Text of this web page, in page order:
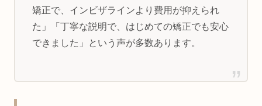
矯正で、インビザラインより費用が抑えられ
た」「丁寧な説明で、はじめての矯正でも安心
できました」という声が多数あります。